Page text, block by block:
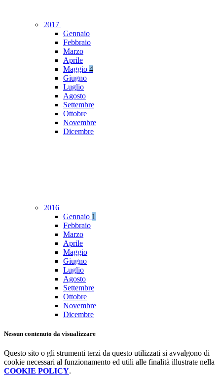
2017
Gennaio
Febbraio
Marzo
Aprile
Maggio 4
Giugno
Luglio
Agosto
Settembre
Ottobre
Novembre
Dicembre
2016
Gennaio 1
Febbraio
Marzo
Aprile
Maggio
Giugno
Luglio
Agosto
Settembre
Ottobre
Novembre
Dicembre
Nessun contenuto da visualizzare
Questo sito o gli strumenti terzi da questo utilizzati si avvalgono di
cookie necessari al funzionamento ed utili alle finalità illustrate nella
COOKIE POLICY.